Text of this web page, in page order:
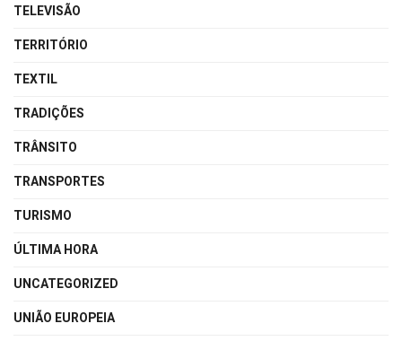
TELEVISÃO
TERRITÓRIO
TEXTIL
TRADIÇÕES
TRÂNSITO
TRANSPORTES
TURISMO
ÚLTIMA HORA
UNCATEGORIZED
UNIÃO EUROPEIA